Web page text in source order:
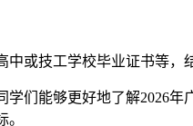
中或技工学校毕业证书等
学们能够更好地了解2026